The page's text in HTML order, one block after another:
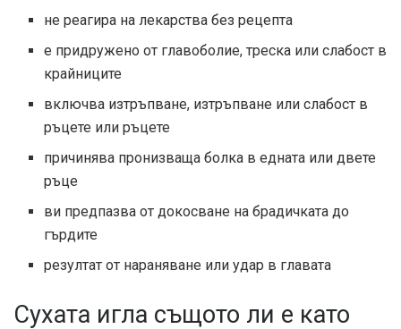
не реагира на лекарства без рецепта
е придружено от главоболие, треска или слабост в
крайниците
включва изтръпване, изтръпване или слабост в
ръцете или ръцете
причинява пронизваща болка в едната или двете
ръце
ви предпазва от докосване на брадичката до
гърдите
резултат от нараняване или удар в главата
Сухата игла същото ли е като